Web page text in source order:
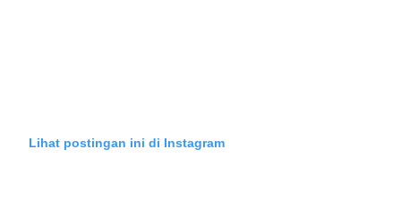
Lihat postingan ini di Instagram